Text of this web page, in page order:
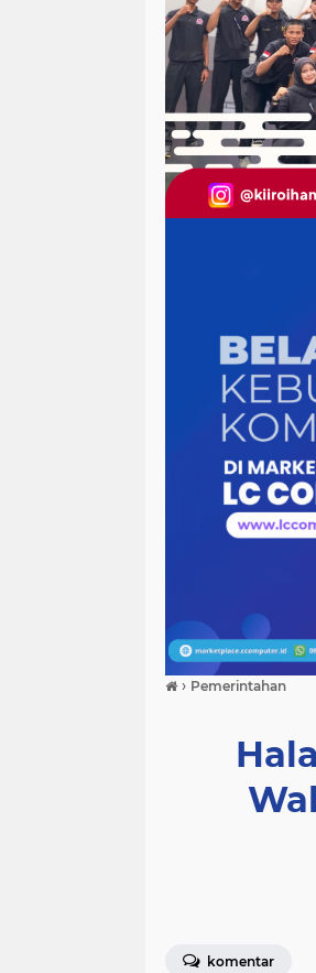
› Pemerintahan
komentar